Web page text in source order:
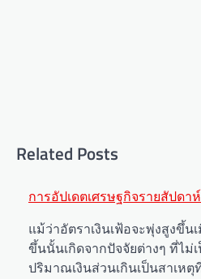
Related Posts
การอัปเดตเศรษฐกิจรายสัปดา
แม้ว่าอัตราเงินเฟ้อจะพุ่งสูงขึ้
ขึ้นนั้นเกิดจากปัจจัยต่างๆ ที่ไ
ปริมาณเงินส่วนเกินเป็นสาเหตุ
Post
navigation